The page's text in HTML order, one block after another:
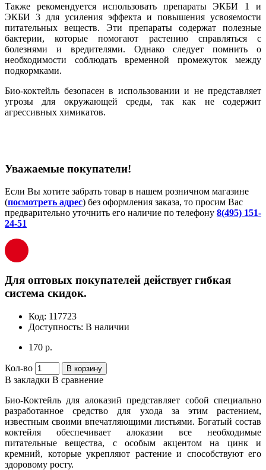
Также рекомендуется использовать препараты ЭКБИ 1 и
ЭКБИ 3 для усиления эффекта и повышения усвояемости
питательных веществ. Эти препараты содержат полезные
бактерии, которые помогают растению справляться с
болезнями и вредителями. Однако следует помнить о
необходимости соблюдать временной промежуток между
подкормками.
Био-коктейль безопасен в использовании и не представляет
угрозы для окружающей среды, так как не содержит
агрессивных химикатов.
Уважаемые покупатели!
Если Вы хотите забрать товар в нашем розничном магазине
(посмотреть адрес) без оформления заказа, то просим Вас
предварительно уточнить его наличие по телефону 8(495) 151-
24-51
Для оптовых покупателей действует гибкая
система скидок.
Код: 117723
Доступность: В наличии
170 р.
Кол-во В корзину
В закладки В сравнение
Био-Коктейль для алоказий представляет собой специально
разработанное средство для ухода за этим растением,
известным своими впечатляющими листьями. Богатый состав
коктейля обеспечивает алоказии все необходимые
питательные вещества, с особым акцентом на цинк и
кремний, которые укрепляют растение и способствуют его
здоровому росту.